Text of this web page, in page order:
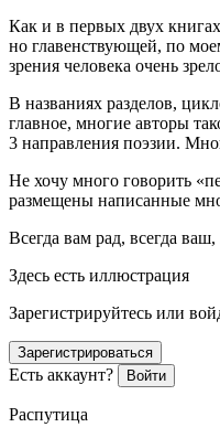
Как и в первых двух
но главенствующей, по
зрения человека очень
В названиях разделов,
главное, многие авторы
3 направления поэзии.
Не хочу много говорить
размещены написанные
Всегда вам рад, всегда
Здесь есть иллюстрация
Зарегистрируйтесь или
Зарегистрироваться
Есть аккаунт? Войти
Распутица